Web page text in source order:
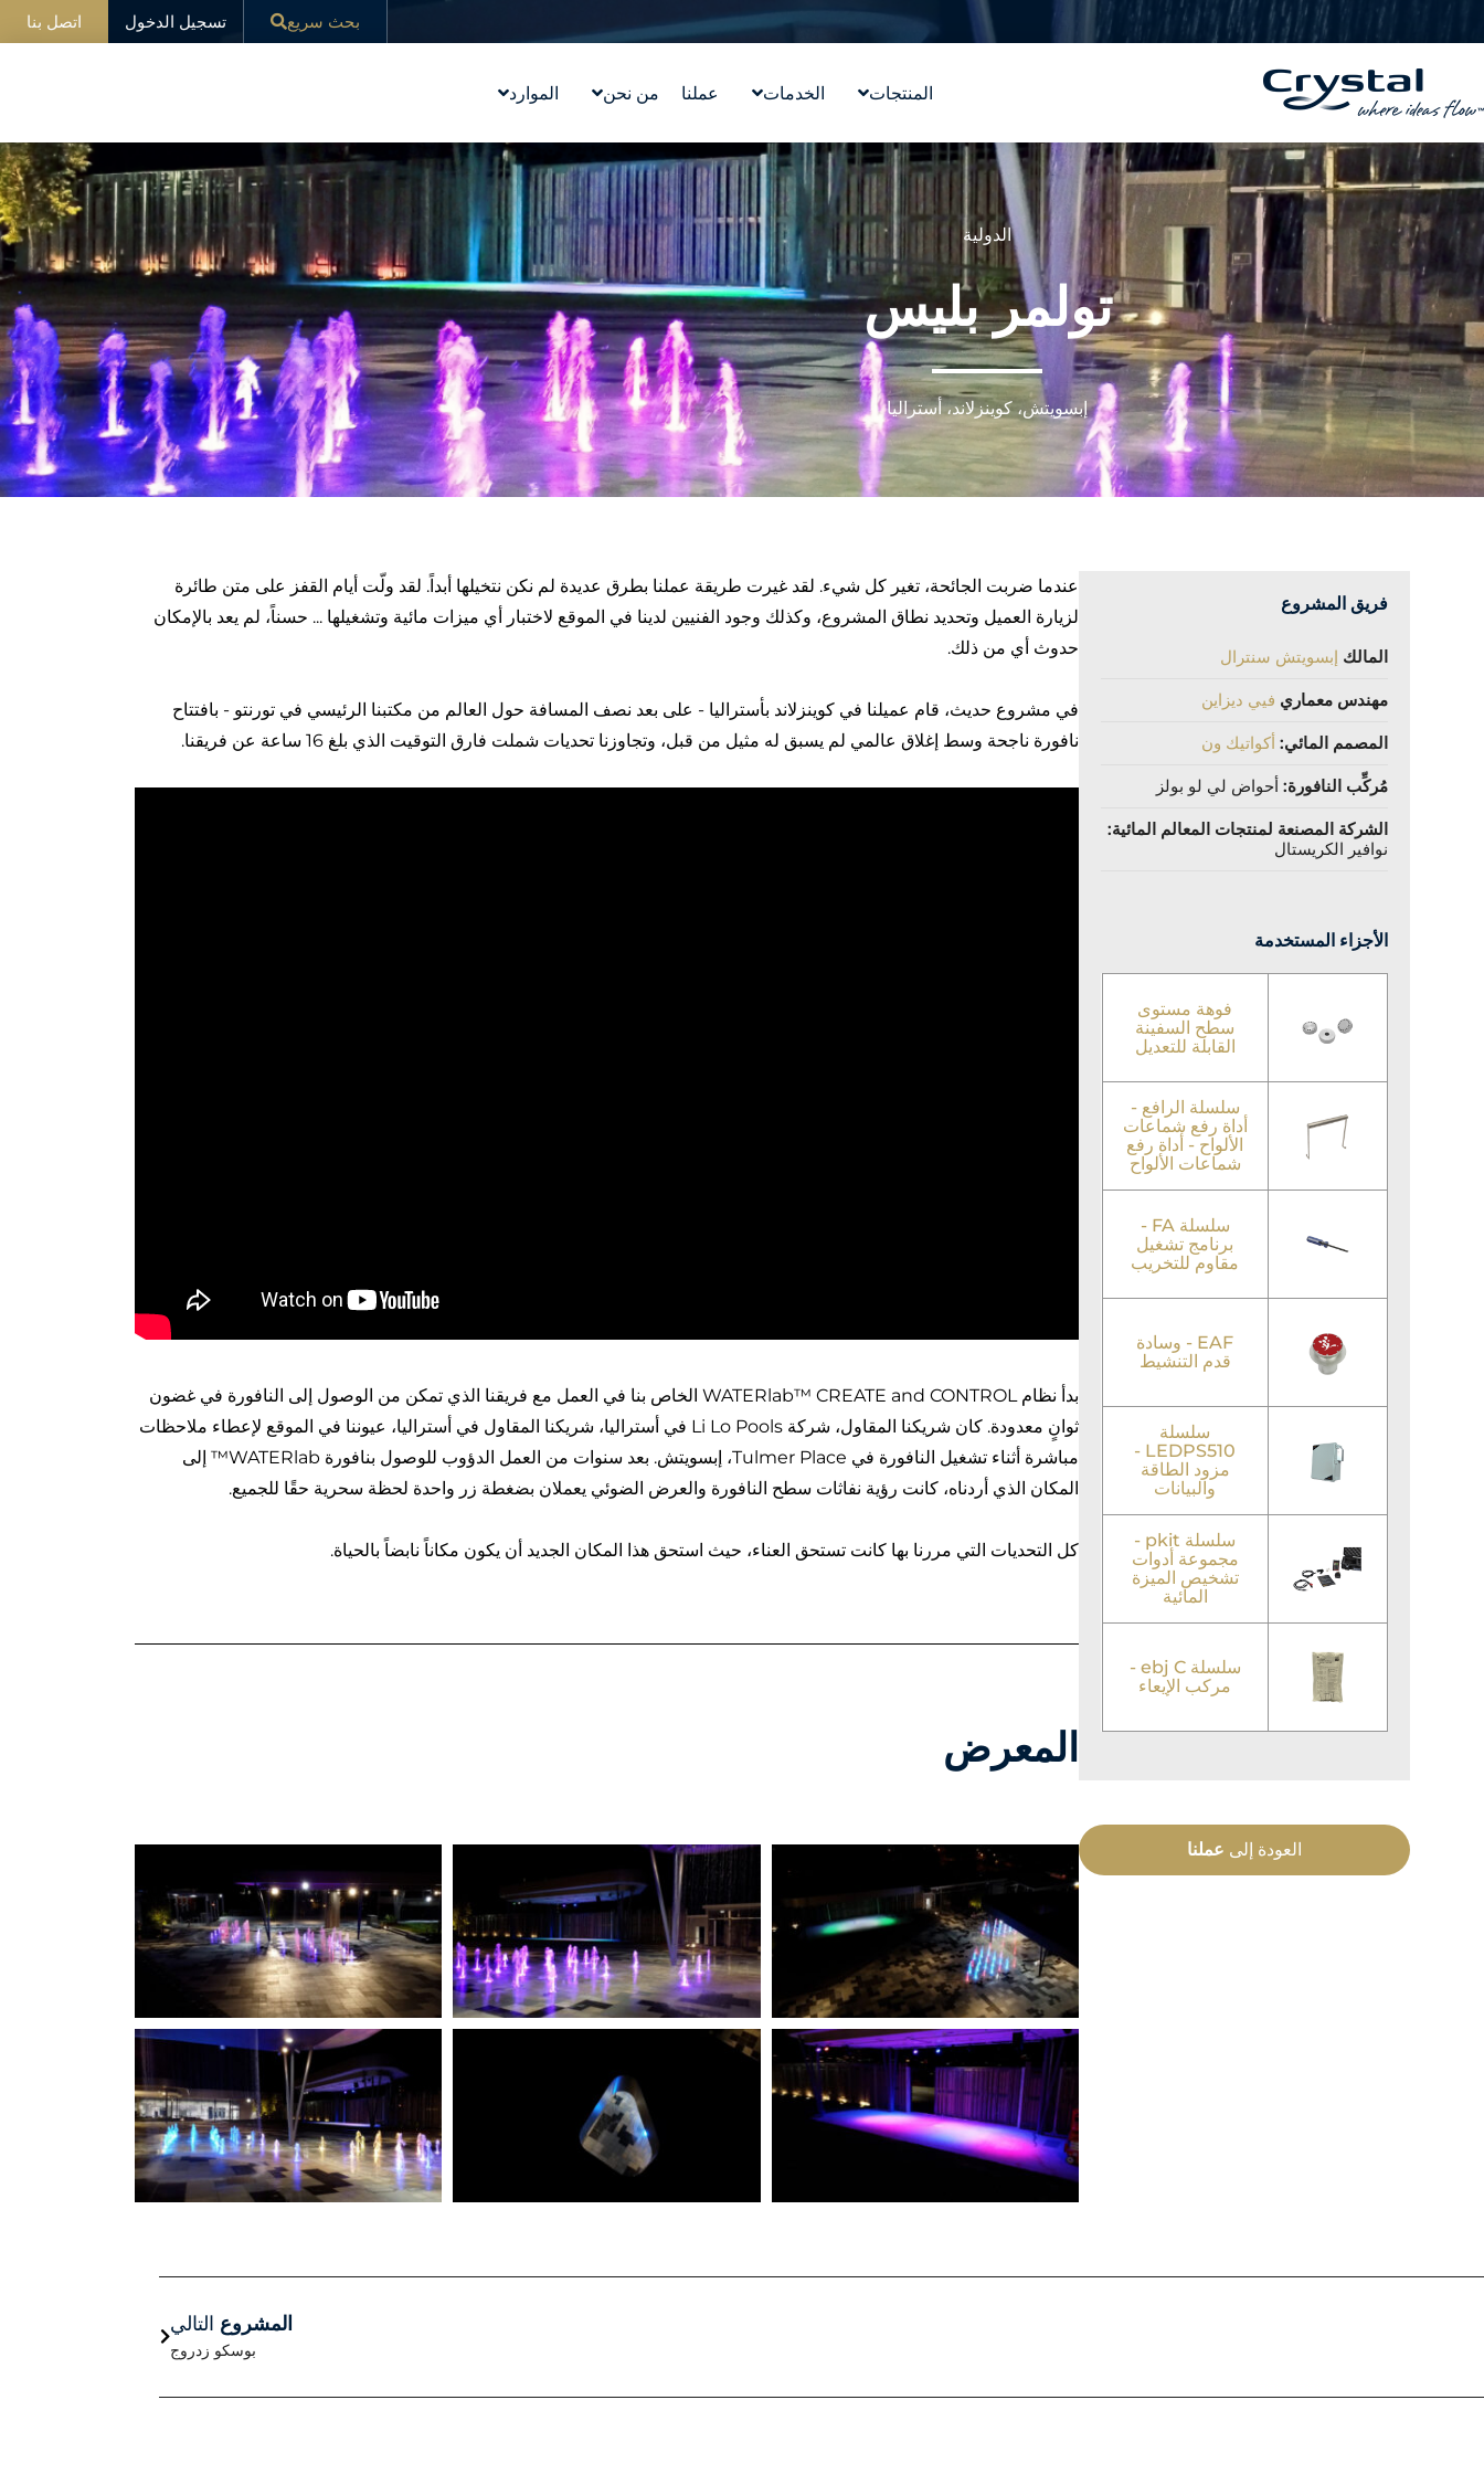
إلى
بحث سريع تسجيل الدخول اتصل بنا
المنتجات الخدمات
تصميم معالم مائية
ووترلاب ™WATERLAB
المنتج والدعم الفني
عملنا من نحن
قصتنا
قيمنا
تعرّف على الفريق
الوظائف
الموارد
التعليم
المدونة
في الأخبار الدولية
تولمر بليس
إبسويتش، كوينزلاند، أستراليا
فريق المشروع
المالك إبسويتش سنترال
مهندس معماري فيي ديزاين
المصمم المائي: أكواتيك ون
مُركِّب النافورة: أحواض لي لو بولز
الشركة المصنعة لمنتجات المعالم المائية:
نوافير الكريستال
الأجزاء المستخدمة
فوهة مستوى
سطح السفينة
القابلة للتعديل
سلسلة الرافع -
أداة رفع شماعات
الألواح - أداة رفع
شماعات الألواح
سلسلة FA -
برنامج تشغيل
مقاوم للتخريب
EAF - وسادة
قدم التنشيط
سلسلة
LEDPS510 -
مزود الطاقة
والبيانات
سلسلة pkit -
مجموعة أدوات
تشخيص الميزة
المائية
سلسلة ebj C -
مركب الإيعاء
العودة إلى عملنا
عندما ضربت الجائحة، تغير كل شيء. لقد غيرت طريقة عملنا بطرق عديدة لم نكن نتخيلها أبداً. لقد ولّت أيام القفز على متن طائرة
لزيارة العميل وتحديد نطاق المشروع، وكذلك وجود الفنيين لدينا في الموقع لاختبار أي ميزات مائية وتشغيلها ... حسناً، لم يعد بالإمكان
حدوث أي من ذلك.
في مشروع حديث، قام عميلنا في كوينزلاند بأستراليا - على بعد نصف المسافة حول العالم من مكتبنا الرئيسي في تورنتو - بافتتاح
نافورة ناجحة وسط إغلاق عالمي لم يسبق له مثيل من قبل، وتجاوزنا تحديات شملت فارق التوقيت الذي بلغ 16 ساعة عن فريقنا.
بدأ نظام WATERlab™ CREATE and CONTROL الخاص بنا في العمل مع فريقنا الذي تمكن من الوصول إلى النافورة في غضون
ثوانٍ معدودة. كان شريكنا المقاول، شركة Li Lo Pools في أستراليا، شريكنا المقاول في أستراليا، عيوننا في الموقع لإعطاء ملاحظات
مباشرة أثناء تشغيل النافورة في Tulmer Place، إبسويتش. بعد سنوات من العمل الدؤوب للوصول بنافورة WATERlab™ إلى
المكان الذي أردناه، كانت رؤية نفاثات سطح النافورة والعرض الضوئي يعملان بضغطة زر واحدة لحظة سحرية حقًا للجميع.
كل التحديات التي مررنا بها كانت تستحق العناء، حيث استحق هذا المكان الجديد أن يكون مكاناً نابضاً بالحياة.
المعرض
المشروع التالي
بوسكو زدروج